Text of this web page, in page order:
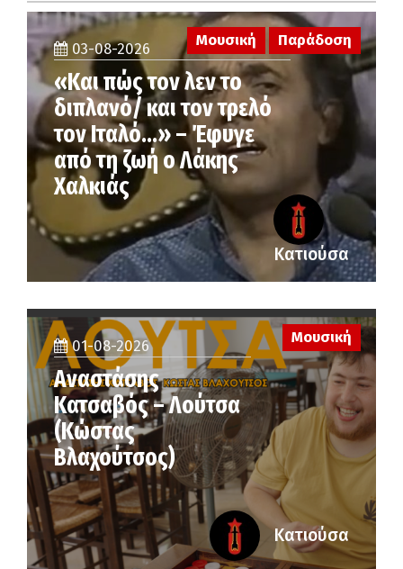
Μουσική Παράδοση
03-08-2026
«Και πώς τον λεν το
διπλανό/ και τον τρελό
τον Ιταλό…» – Έφυγε
από τη ζωή ο Λάκης
Χαλκιάς
Κατιούσα
01-08-2026
Αναστάσης
Κατσαβός – Λούτσα
(Κώστας
Βλαχούτσος)
Μουσική
Κατιούσα